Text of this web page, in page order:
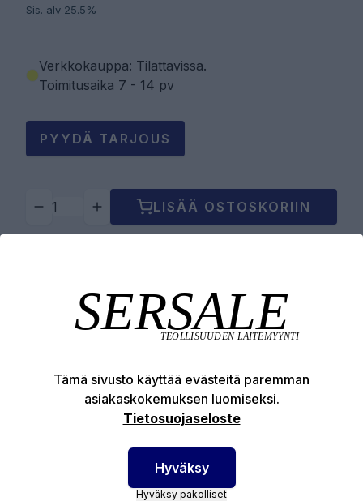
Sis. alv 25.5%
Verkkokauppa: Tilattavissa.
Toimitusaika 7 - 14 pv
PYYDÄ TARJOUS
LISÄÄ OSTOSKORIIN
Tekniset edut
SERSALE OY MAALAUSLAITTEIDEN ERIKOISLIIKE
Tämä sivusto käyttää evästeitä paremman
asiakaskokemuksen luomiseksi.
Tietosuojaseloste
Hyväksy
Hyväksy pakolliset